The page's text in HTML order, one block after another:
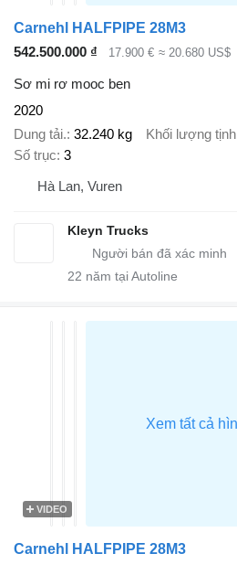
Carnehl HALFPIPE 28M3
542.500.000 ₫
17.900 € ≈ 20.680 US$
Sơ mi rơ mooc ben
2020
Dung tải. 32.240 kg Khối lượng tịnh
Số trục 3
Hà Lan, Vuren
Kleyn Trucks
22 năm tại Autoline
VIDEO
Carnehl HALFPIPE 28M3